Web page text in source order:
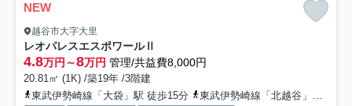
NEW
越谷市大字大里
レオパレスエスポワールⅡ
4.8万円～8万円 管理/共益費8,000円
20.81㎡ (1K) /築19年 /3階建
東武伊勢崎線「大袋」駅 徒歩15分
東武伊勢崎線「北越谷」駅 徒歩20分